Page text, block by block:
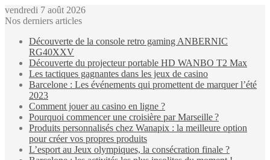
vendredi 7 août 2026
Nos derniers articles
Découverte de la console retro gaming ANBERNIC
RG40XXV
Découverte du projecteur portable HD WANBO T2 Max
Les tactiques gagnantes dans les jeux de casino
Barcelone : Les événements qui promettent de marquer l’été
2023
Comment jouer au casino en ligne ?
Pourquoi commencer une croisière par Marseille ?
Produits personnalisés chez Wanapix : la meilleure option
pour créer vos propres produits
L’esport au Jeux olympiques, la consécration finale ?